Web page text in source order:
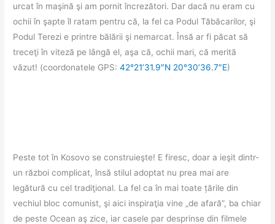
urcat în maşină şi am pornit încrezători. Dar dacă nu eram cu
ochii în şapte îl ratam pentru că, la fel ca Podul Tăbăcarilor, şi
Podul Terezi e printre bălării şi nemarcat. Însă ar fi păcat să
treceţi în viteză pe lângă el, aşa că, ochii mari, că merită
văzut! (coordonatele GPS:42°21’31.9″N 20°30’36.7″E)
Peste tot în Kosovo se construieşte! E firesc, doar a ieşit dintr-
un război complicat, însă stilul adoptat nu prea mai are
legătură cu cel tradiţional. La fel ca în mai toate țările din
vechiul bloc comunist, şi aici inspiraţia vine „de afară”, ba chiar
de peste Ocean aş zice, iar casele par desprinse din filmele